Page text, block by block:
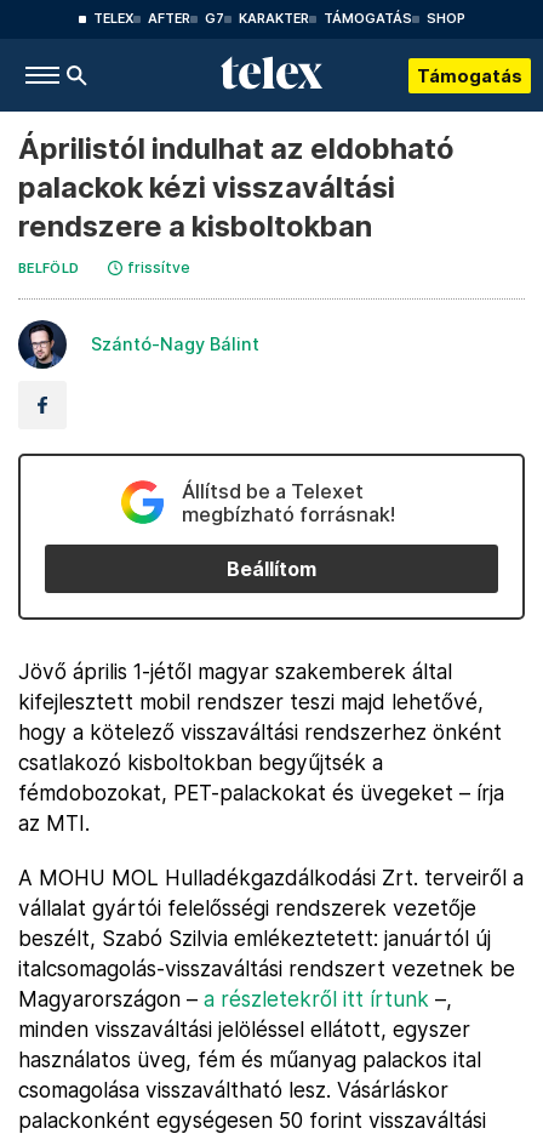
TELEX AFTER G7 KARAKTER TÁMOGATÁS SHOP
Támogatás
Áprilistól indulhat az eldobható
palackok kézi visszaváltási
rendszere a kisboltokban
BELFÖLD frissítve
Szántó-Nagy Bálint
Állítsd be a Telexet
megbízható forrásnak!
Beállítom
Jövő április 1-jétől magyar szakemberek által
kifejlesztett mobil rendszer teszi majd lehetővé,
hogy a kötelező visszaváltási rendszerhez önként
csatlakozó kisboltokban begyűjtsék a
fémdobozokat, PET-palackokat és üvegeket – írja
az MTI.
A MOHU MOL Hulladékgazdálkodási Zrt. terveiről a
vállalat gyártói felelősségi rendszerek vezetője
beszélt, Szabó Szilvia emlékeztetett: januártól új
italcsomagolás-visszaváltási rendszert vezetnek be
Magyarországon – a részletekről itt írtunk –,
minden visszaváltási jelöléssel ellátott, egyszer
használatos üveg, fém és műanyag palackos ital
csomagolása visszaváltható lesz. Vásárláskor
palackonként egységesen 50 forint visszaváltási